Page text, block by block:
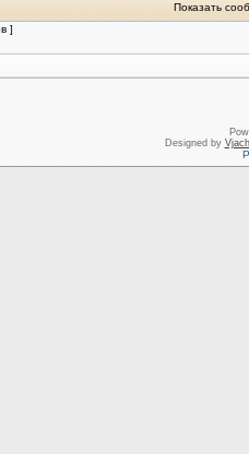
Показать
]
Designed by